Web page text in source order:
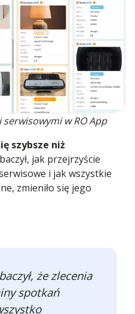
w RO App
szybsze niż
jak przejrzyście
i jak wszystkie
zmieniło się jego
że zlecenia
spotkań